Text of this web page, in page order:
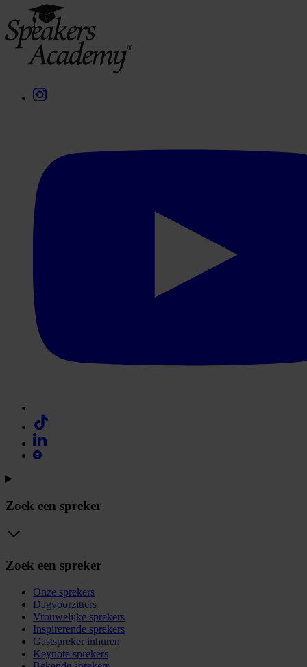
Zoek een spreker
Zoek een spreker
Onze sprekers
Dagvoorzitters
Vrouwelijke sprekers
Inspirerende sprekers
Gastspreker inhuren
Keynote sprekers